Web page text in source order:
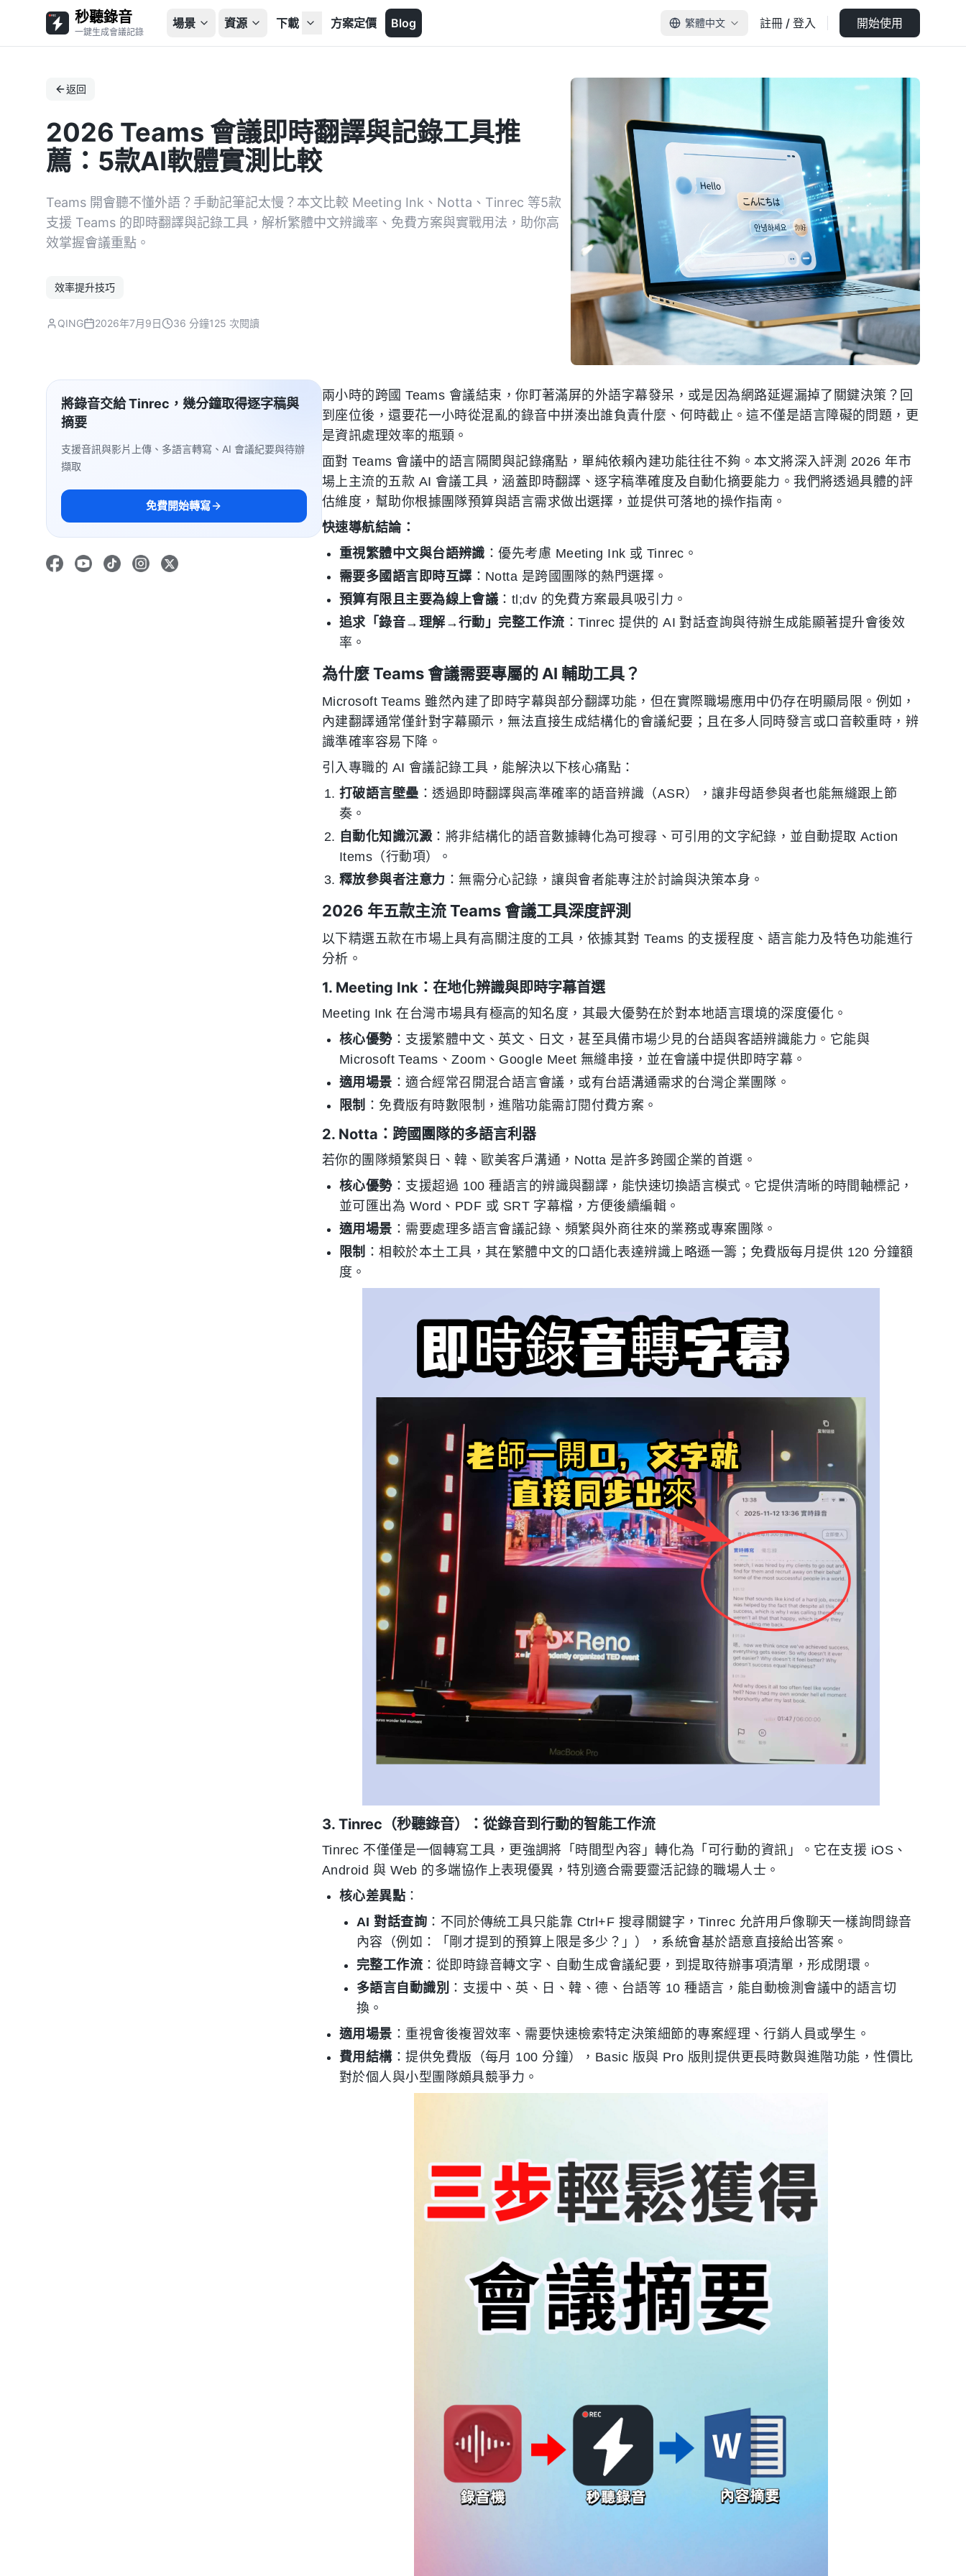
秒聽錄音
一鍵生成會議記錄
場景 資源 下載 方案定價 Blog 繁體中文 註冊 / 登入 開始使用
返回
2026 Teams 會議即時翻譯與記錄工具推
薦：5款AI軟體實測比較
Teams 開會聽不懂外語？手動記筆記太慢？本文比較 Meeting Ink、Notta、Tinrec 等5款
支援 Teams 的即時翻譯與記錄工具，解析繁體中文辨識率、免費方案與實戰用法，助你高
效掌握會議重點。
效率提升技巧
QING 2026年7月9日 36 分鐘125 次閱讀
將錄音交給 Tinrec，幾分鐘取得逐字稿與
摘要
支援音訊與影片上傳、多語言轉寫、AI 會議紀要與待辦
擷取
免費開始轉寫
兩小時的跨國 Teams 會議結束，你盯著滿屏的外語字幕發呆，或是因為網路延遲漏掉了關鍵決策？回
到座位後，還要花一小時從混亂的錄音中拼湊出誰負責什麼、何時截止。這不僅是語言障礙的問題，更
是資訊處理效率的瓶頸。
面對 Teams 會議中的語言隔閡與記錄痛點，單純依賴內建功能往往不夠。本文將深入評測 2026 年市
場上主流的五款 AI 會議工具，涵蓋即時翻譯、逐字稿準確度及自動化摘要能力。我們將透過具體的評
估維度，幫助你根據團隊預算與語言需求做出選擇，並提供可落地的操作指南。
快速導航結論：
重視繁體中文與台語辨識 ：優先考慮 Meeting Ink 或 Tinrec。
需要多國語言即時互譯 ：Notta 是跨國團隊的熱門選擇。
預算有限且主要為線上會議 ：tl;dv 的免費方案最具吸引力。
追求「錄音→理解→行動」完整工作流 ：Tinrec 提供的 AI 對話查詢與待辦生成能顯著提升會後效
率。
為什麼 Teams 會議需要專屬的 AI 輔助工具？
Microsoft Teams 雖然內建了即時字幕與部分翻譯功能，但在實際職場應用中仍存在明顯局限。例如，
內建翻譯通常僅針對字幕顯示，無法直接生成結構化的會議紀要；且在多人同時發言或口音較重時，辨
識準確率容易下降。
引入專職的 AI 會議記錄工具，能解決以下核心痛點：
打破語言壁壘 ：透過即時翻譯與高準確率的語音辨識（ASR），讓非母語參與者也能無縫跟上節
奏。
自動化知識沉澱：將非結構化的語音數據轉化為可搜尋、可引用的文字紀錄，並自動提取 Action
Items（行動項）。
釋放參與者注意力 ：無需分心記錄，讓與會者能專注於討論與決策本身。
2026 年五款主流 Teams 會議工具深度評測
以下精選五款在市場上具有高關注度的工具，依據其對 Teams 的支援程度、語言能力及特色功能進行
分析。
1. Meeting Ink：在地化辨識與即時字幕首選
Meeting Ink 在台灣市場具有極高的知名度，其最大優勢在於對本地語言環境的深度優化。
核心優勢：支援繁體中文、英文、日文，甚至具備市場少見的台語與客語辨識能力。它能與
Microsoft Teams、Zoom、Google Meet 無縫串接，並在會議中提供即時字幕。
適用場景 ：適合經常召開混合語言會議，或有台語溝通需求的台灣企業團隊。
限制 ：免費版有時數限制，進階功能需訂閱付費方案。
2. Notta：跨國團隊的多語言利器
若你的團隊頻繁與日、韓、歐美客戶溝通，Notta 是許多跨國企業的首選。
核心優勢：支援超過 100 種語言的辨識與翻譯，能快速切換語言模式。它提供清晰的時間軸標記，
並可匯出為 Word、PDF 或 SRT 字幕檔，方便後續編輯。
適用場景 ：需要處理多語言會議記錄、頻繁與外商往來的業務或專案團隊。
限制 ：相較於本土工具，其在繁體中文的口語化表達辨識上略遜一籌；免費版每月提供 120 分鐘額
度。
3. Tinrec（秒聽錄音）：從錄音到行動的智能工作流
Tinrec 不僅僅是一個轉寫工具，更強調將「時間型內容」轉化為「可行動的資訊」。它在支援 iOS、
Android 與 Web 的多端協作上表現優異，特別適合需要靈活記錄的職場人士。
核心差異點 ：
AI 對話查詢 ：不同於傳統工具只能靠 Ctrl+F 搜尋關鍵字，Tinrec 允許用戶像聊天一樣詢問錄音
內容（例如：「剛才提到的預算上限是多少？」），系統會基於語意直接給出答案。
完整工作流 ：從即時錄音轉文字、自動生成會議紀要，到提取待辦事項清單，形成閉環。
多語言自動識別 ：支援中、英、日、韓、德、台語等 10 種語言，能自動檢測會議中的語言切
換。
適用場景 ：重視會後複習效率、需要快速檢索特定決策細節的專案經理、行銷人員或學生。
費用結構：提供免費版（每月 100 分鐘），Basic 版與 Pro 版則提供更長時數與進階功能，性價比
對於個人與小型團隊頗具競爭力。